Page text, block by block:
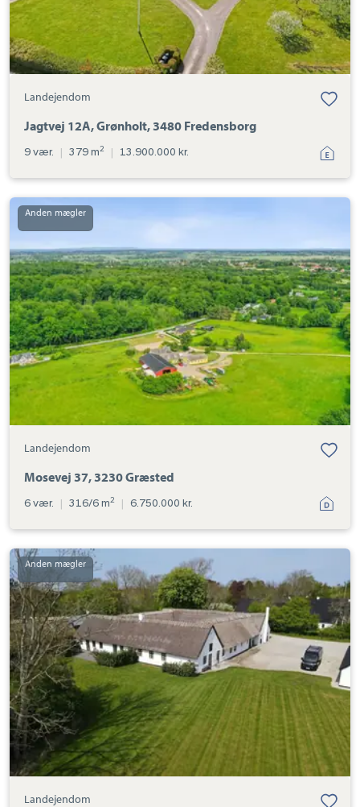
Landejendom
Jagtvej 12A, Grønholt, 3480 Fredensborg
9 vær. | 379 m2 | 13.900.000 kr.
Landejendom:
Mosevej
3230
Græsted
Landejendom
Mosevej 37, 3230 Græsted
6 vær. | 316/6 m2 | 6.750.000 kr.
Landejendom:
Udsholt
Byvej
6A,
3230
Græsted
Landejendom